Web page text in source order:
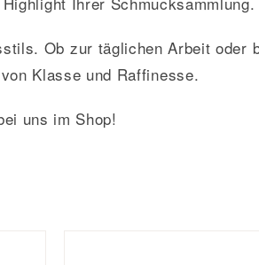
Ob zur täglichen Arbeit oder
Klasse und Raffinesse.
uns im Shop!